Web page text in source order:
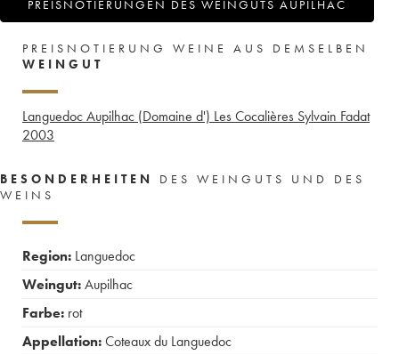
PREISNOTIERUNGEN DES WEINGUTS AUPILHAC
PREISNOTIERUNG WEINE AUS DEMSELBEN
WEINGUT
Languedoc Aupilhac (Domaine d') Les Cocalières Sylvain Fadat
2003
BESONDERHEITEN
DES WEINGUTS UND DES
WEINS
Region: Languedoc
Weingut:Aupilhac
Farbe: rot
Appellation:Coteaux du Languedoc